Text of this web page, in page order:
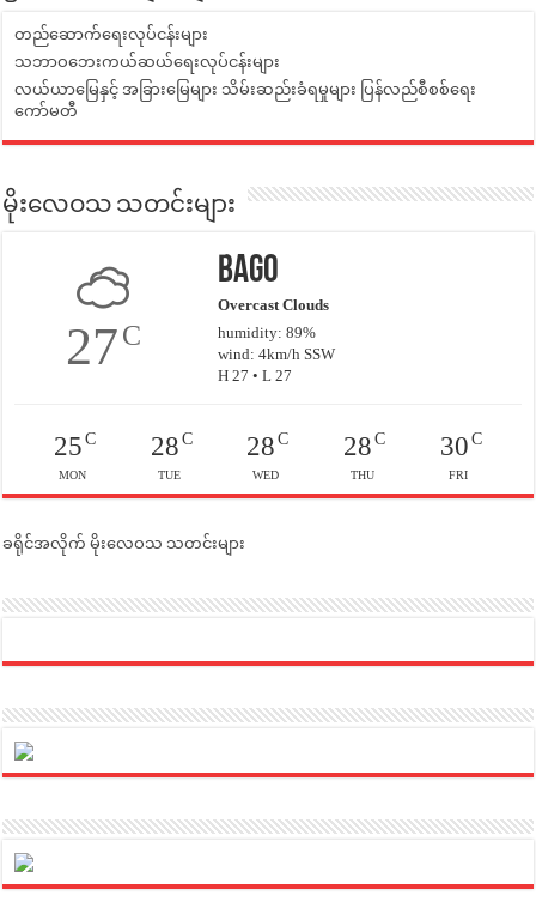
တည်ဆောက်ရေးလုပ်ငန်းများ
သဘာဝဘေးကယ်ဆယ်ရေးလုပ်ငန်းများ
လယ်ယာမြေနှင့် အခြားမြေများ သိမ်းဆည်းခံရမှုများ ပြန်လည်စီစစ်ရေး
ကော်မတီ
မိုးလေဝသ သတင်းများ
27C
Bago
Overcast Clouds
humidity: 89%
wind: 4km/h SSW
H 27 • L 27
25C
MON
28C
TUE
28 C
WED
28C
THU
30C
FRI
ခရိုင်အလိုက် မိုးလေဝသ သတင်းများ